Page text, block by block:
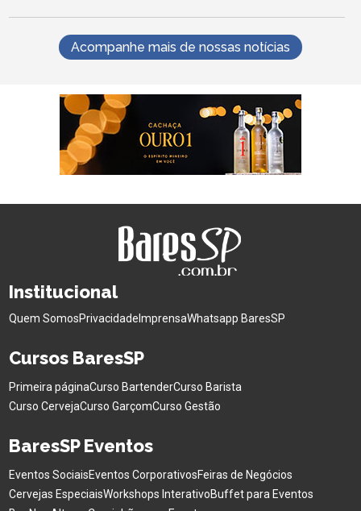
Acompanhe mais de nossas notícias
Institucional
Quem SomosPrivacidade ImprensaWhatsapp BaresSP
Cursos BaresSP
Primeira páginaCurso BartenderCurso Barista
Curso CervejaCurso GarçomCurso Gestão
BaresSP Eventos
Eventos SociaisEventos CorporativosFeiras de Negócios
Cervejas EspeciaisWorkshops InterativoBuffet para Eventos